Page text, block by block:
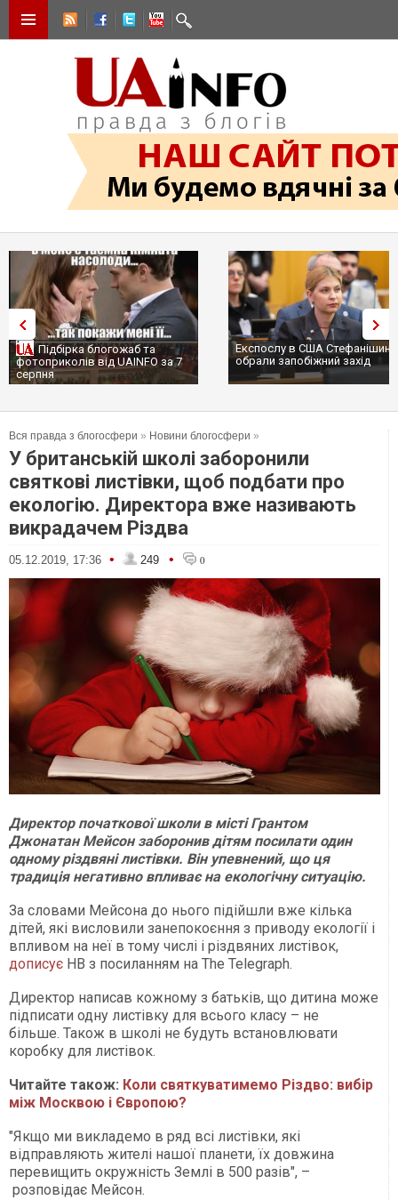
Підбірка блогожаб та
фотоприколів від UAINFO за 7
серпня
Експослу в США
обрали запобіжний захід
Вся правда з блогосфери » Новини блогосфери »
У британській школі заборонили
святкові листівки, щоб подбати про
екологію. Директора вже називають
викрадачем Різдва
05.12.2019, 17:36 • 249 • 0
Директор початкової школи в місті Грантом
Джонатан Мейсон заборонив дітям посилати один
одному різдвяні листівки. Він упевнений, що ця
традиція негативно впливає на екологічну ситуацію.
За словами Мейсона до нього підійшли вже кілька
дітей, які висловили занепокоєння з приводу екології і
впливом на неї в тому числі і різдвяних листівок,
дописує НВ з посиланням на The Telegraph.
Директор написав кожному з батьків, що дитина може
підписати одну листівку для всього класу – не
більше. Також в школі не будуть встановлювати
коробку для листівок.
Читайте також: Коли святкуватимемо Різдво: вибір
між Москвою і Європою?
"Якщо ми викладемо в ряд всі листівки, які
відправляють жителі нашої планети, їх довжина
перевищить окружність Землі в 500 разів", –
розповідає Мейсон.